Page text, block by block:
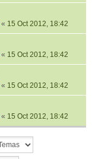
« 15 Oct 2012, 18:42
« 15 Oct 2012, 18:42
« 15 Oct 2012, 18:42
« 15 Oct 2012, 18:42